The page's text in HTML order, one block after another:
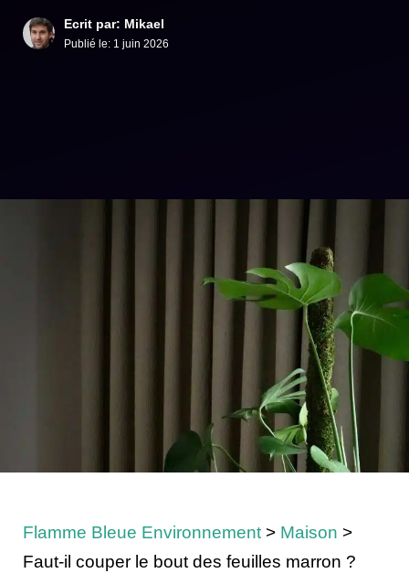
Ecrit par: Mikael
Publié le: 1 juin 2026
Flamme Bleue Environnement > Maison >
Faut-il couper le bout des feuilles marron ?